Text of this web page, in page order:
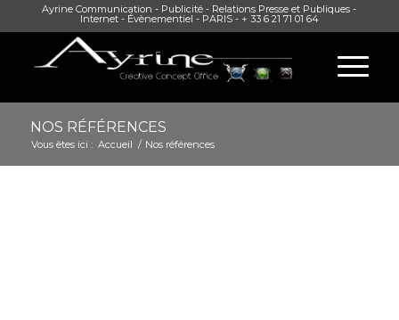
Ayrine Communication - Publicité - Relations Presse et Publiques -
Internet - Évènementiel - PARIS - + 33 6 21 71 01 64
NOS RÉFÉRENCES
Vous êtes ici : Accueil / Nos références